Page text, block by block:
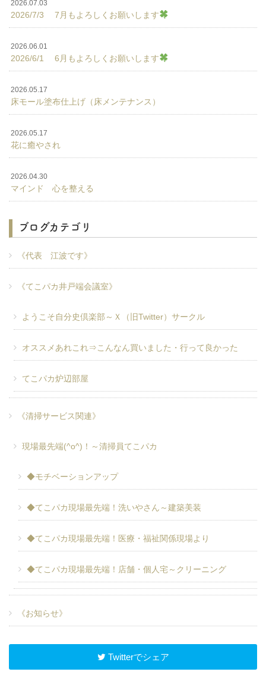
2026.07.03
2026/7/3 7月もよろしくお願いします
2026.06.01
2026/6/1 6月もよろしくお願いします
2026.05.17
床モール塗布仕上げ（床メンテナンス）
2026.05.17
花に癒やされ
2026.04.30
マインド 心を整える
ブログカテゴリ
《代表 江波です》
《てこパカ井戸端会議室》
ようこそ自分史倶楽部～Ｘ（旧Twitter）サークル
オススメあれこれ⇒こんなん買いました・行って良かった
てこパカ炉辺部屋
《清掃サービス関連》
現場最先端(^o^)！～清掃員てこパカ
◆モチベーションアップ
◆てこパカ現場最先端！洗いやさん～建築美装
◆てこパカ現場最先端！医療・福祉関係現場より
◆てこパカ現場最先端！店舗・個人宅～クリーニング
《お知らせ》
Twitterでシェア